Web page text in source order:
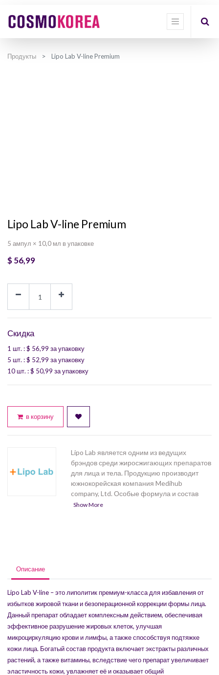
Продукты Lipo Lab V-line Premium
Lipo Lab V-line Premium
5 ампул × 10,0 мл в упаковке
$56,99
Скидка
1 шт. : $ 56,99 за упаковку
5 шт. : $ 52,99 за упаковку
10 шт. : $ 50,99 за упаковку
в корзину
Lipo Lab является одним из ведущих
брэндов среди жиросжигающих препаратов
для лица и тела. Продукцию производит
южнокорейская компания Medihub
company, Ltd. Особые формула и состав
препаратов Lipo Lab обеспечивают полное
составом и областью применения.
Show More
Описание
Lipo Lab V-line – это липолитик премиум-класса для избавления от
избытков жировой ткани и безоперационной коррекции формы лица.
Данный препарат обладает комплексным действием, обеспечивая
эффективное разрушение жировых клеток, улучшая
микроциркуляцию крови и лимфы, а также способствуя подтяжке
кожи лица. Богатый состав продукта включает экстракты различных
растений, а также витамины, вследствие чего препарат увеличивает
эластичность кожи, увлажняет её и оказывает общий